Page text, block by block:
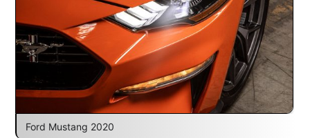
Ford Mustang 2020